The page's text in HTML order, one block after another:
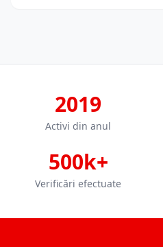
2019
Activi din anul
500k+
Verificări efectuate